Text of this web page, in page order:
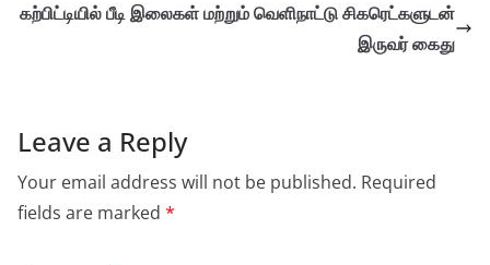
கற்பிட்டியில் பீடி இலைகள் மற்றும் வெளிநாட்டு சிகரெட்களுடன்
இருவர் கைது
Leave a Reply
Your email address will not be published. Required
fields are marked *